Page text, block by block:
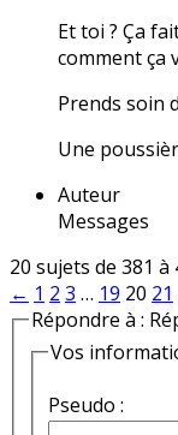
Et toi ? Ça
comment ça
Prends soin
Une
Auteur
Messages
20 sujets de 381
← 1 2 3 … 19 20 21
Répondre à :
Vos
Pseudo :